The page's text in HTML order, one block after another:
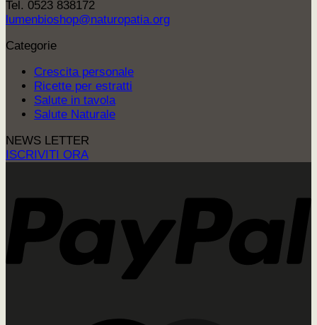
Tel. 0523 838172
lumenbioshop@naturopatia.org
Categorie
Crescita personale
Ricette per estratti
Salute in tavola
Salute Naturale
NEWS LETTER
ISCRIVITI ORA